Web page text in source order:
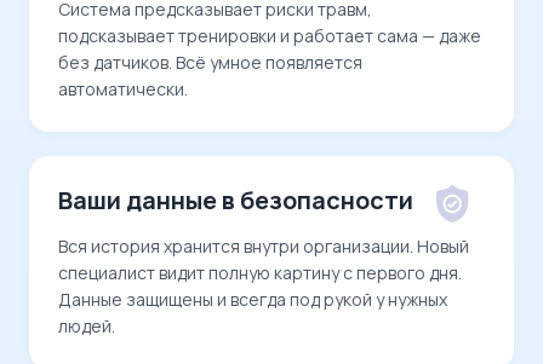
Система предсказывает риски травм,
подсказывает тренировки и работает сама — даже
без датчиков. Всё умное появляется
автоматически.
Ваши данные в безопасности
Вся история хранится внутри организации. Новый
специалист видит полную картину с первого дня.
Данные защищены и всегда под рукой у нужных
людей.